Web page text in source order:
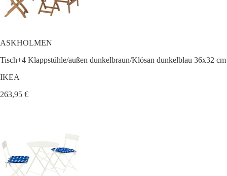
ASKHOLMEN
Tisch+4 Klappstühle/außen dunkelbraun/Klösan dunkelblau 36x32 cm
IKEA
263,95 €